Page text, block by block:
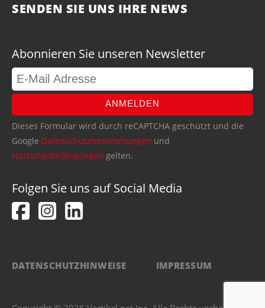
SENDEN SIE UNS IHRE NEWS
Abonnieren Sie unseren Newsletter
ANMELDEN
Dieses Formular wird durch reCAPTCHA geschützt und die
Google Datenschutzbestimmungen und
Nutzungsbedingungen gelten.
Folgen Sie uns auf Social Media
DATENSCHUTZHINWEISE IMPRESSUM